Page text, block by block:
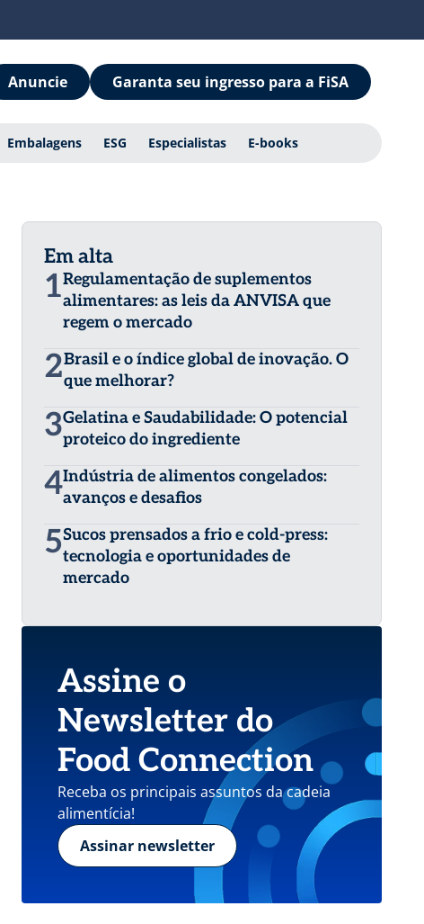
Anuncie Garanta seu ingresso para a FiSA
Embalagens ESG Especialistas E-books
Em alta
1Regulamentação de suplementos
alimentares: as leis da ANVISA que
regem o mercado
2Brasil e o índice global de inovação. O
que melhorar?
3Gelatina e Saudabilidade: O potencial
proteico do ingrediente
4Indústria de alimentos congelados:
avanços e desafios
5Sucos prensados a frio e cold-press:
tecnologia e oportunidades de
mercado
Assine o
Newsletter do
Food Connection
Receba os principais assuntos da cadeia
alimentícia!
Assinar newsletter